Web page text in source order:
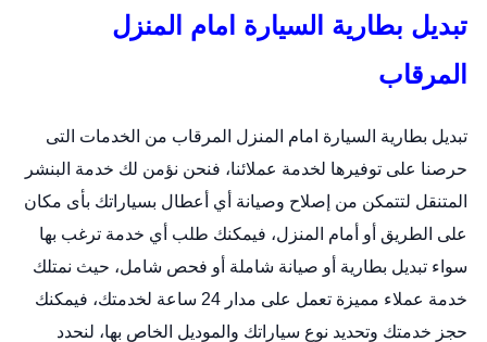
تبديل بطارية السيارة امام المنزل
المرقاب
تبديل بطارية السيارة امام المنزل المرقاب من الخدمات التى
حرصنا على توفيرها لخدمة عملائنا، فنحن نؤمن لك خدمة البنشر
المتنقل لتتمكن من إصلاح وصيانة أي أعطال بسياراتك بأى مكان
على الطريق أو أمام المنزل، فيمكنك طلب أي خدمة ترغب بها
سواء تبديل بطارية أو صيانة شاملة أو فحص شامل، حيث نمتلك
خدمة عملاء مميزة تعمل على مدار 24 ساعة لخدمتك، فيمكنك
حجز خدمتك وتحديد نوع سياراتك والموديل الخاص بها، لنحدد